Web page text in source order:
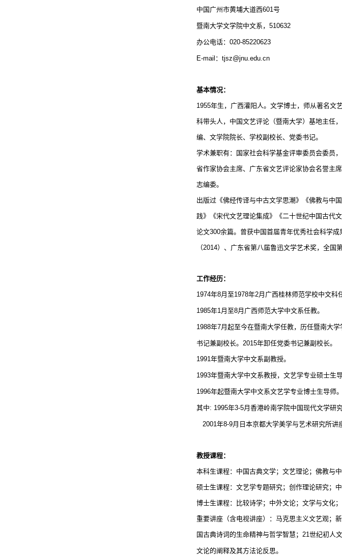
中国广州市黄埔大道西601 号
暨南大学文学院中文系， 510632
办公电话： 020-85220623
E-mail ： tjsz@jnu.edu.cn
基本情况：
1955年生，广西灌阳人。文学博士，师从著名文
科带头人，中国文艺评论（暨南大学）基地主任
编、文学院院长、学校副校长、党委书记。
学术兼职有：国家社会科学基金评审委员会委员
省作家协会主席、广东省文艺评论家协会名誉主
志编委。
出版过《佛经传译与中古文学思潮》《佛教与中
践》《宋代文艺理论集成》《二十世纪中国古代
论文300余篇。曾获中国首届青年优秀社会科学
（2014）、广东省第八届鲁迅文学艺术奖，全国
工作经历：
1974年8月至1978年2月广西桂林师范学校中文科
1985年1 月至8月广西师范大学中文系任教。
1988年7月起至今在暨南大学任教，历任暨南大
书记兼副校长。 2015年卸任党委书记兼副校长。
1991 年暨南大学中文系副教授。
1993年暨南大学中文系教授，文艺学专业硕士生
1996年起暨南大学中文系文艺学专业博士生导师。
其中: 1995年3-5月香港岭南学院中国现代文学研
2001 年8-9月日本京都大学美学与艺术研究所
教授课程：
本科生课程：中国古典文学；文艺理论；佛教与中
硕士生课程：文艺学专题研究；创作理论研究；
博士生课程：比较诗学；中外文论；文学与文化；
重要讲座（含电视讲座）：马克思主义文艺观；
国古典诗词的生命精神与哲学智慧； 21 世纪初人
文论的阐释及其方法论反思。